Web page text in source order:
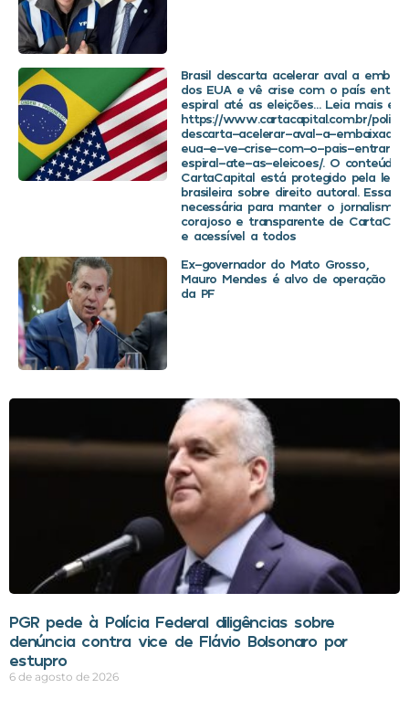
Brasil descarta acelerar aval a
dos EUA e vê crise com o país
espiral até as eleições… Leia mais em
https://www.cartacapital.com.br/
descarta-acelerar-aval-a-
eua-e-ve-crise-com-o-pais-entrar-
espiral-ate-as-eleicoes/. O conteúdo
CartaCapital está protegido pela
brasileira sobre direito autoral. Essa
necessária para manter o jornalismo
corajoso e transparente de
e acessível a todos
Ex-governador do Mato Grosso,
Mauro Mendes é alvo de operação
da PF
PGR pede à Polícia Federal diligências sobre
denúncia contra vice de Flávio Bolsonaro por
estupro
6 de agosto de 2026